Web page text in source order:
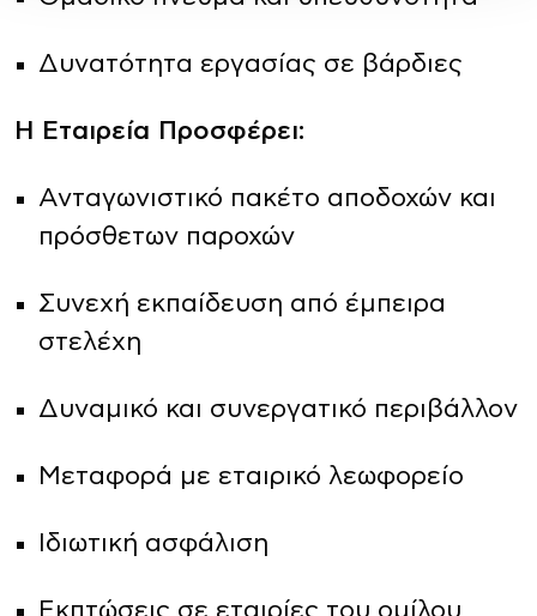
Δυνατότητα εργασίας σε βάρδιες
Η Εταιρεία Προσφέρει:
Ανταγωνιστικό πακέτο αποδοχών και
πρόσθετων παροχών
Συνεχή εκπαίδευση από έμπειρα
στελέχη
Δυναμικό και συνεργατικό περιβάλλον
Μεταφορά με εταιρικό λεωφορείο
Ιδιωτική ασφάλιση
Εκπτώσεις σε εταιρίες του ομίλου